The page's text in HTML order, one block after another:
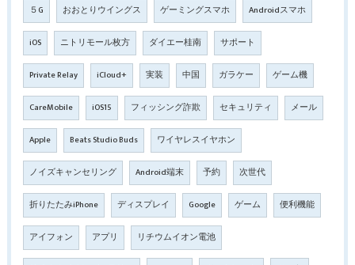
５G おおとりウイングス ゲーミングスマホ Androidスマホ
iOS ニトリモール枚方 ダイエー桂南 サポート
Private Relay iCloud+ 実装 中国 ガラケー ゲーム機
CareMobile iOS15 フィッシング詐欺 セキュリティ メール
Apple Beats Studio Buds ワイヤレスイヤホン
ノイズキャンセリング Android端末 予約 次世代
折りたたみiPhone ディスプレイ Google ゲーム 便利機能
アイフォン アプリ リチウムイオン電池